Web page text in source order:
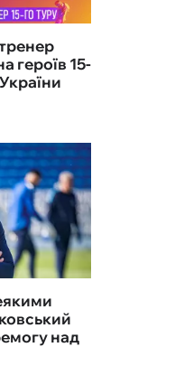
героїв 15-
над